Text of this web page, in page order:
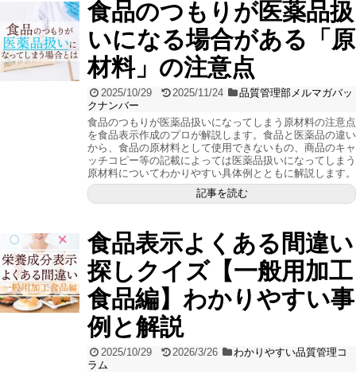
食品のつもりが医薬品扱
いになる場合がある「原
材料」の注意点
2025/10/29 2025/11/24
品質管理部メルマガバッ
クナンバー
食品のつもりが医薬品扱いになってしまう原材料の注意点
を食品表示作成のプロが解説します。食品と医薬品の違い
から、食品の原材料として使用できないもの、商品のキャ
ッチコピー等の記載によっては医薬品扱いになってしまう
原材料についてわかりやすい具体例とともに解説します。
記事を読む
食品表示よくある間違い
探しクイズ【一般用加工
食品編】わかりやすい事
例と解説
2025/10/29 2026/3/26
わかりやすい品質管理コ
ラム